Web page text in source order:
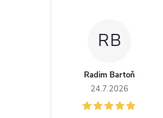
c
RB
Radim Bartoň
24.7.2026